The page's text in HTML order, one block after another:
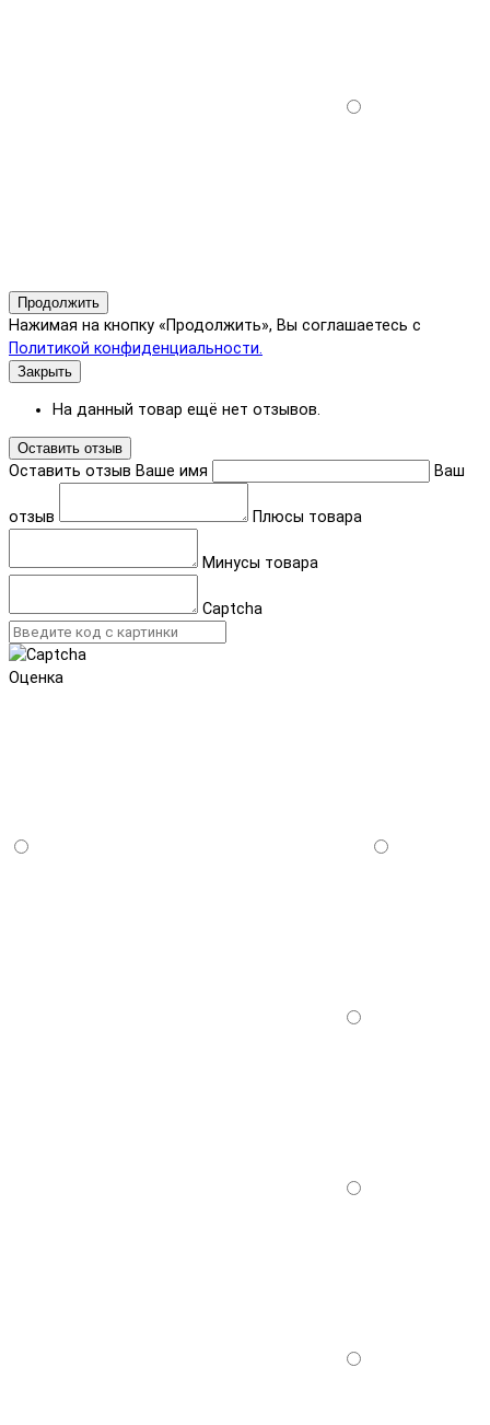
Продолжить
Нажимая на кнопку «Продолжить», Вы соглашаетесь с
Политикой конфиденциальности.
Закрыть
На данный товар ещё нет отзывов.
Оставить отзыв
Оставить отзыв Ваше имя Ваш
отзыв Плюсы товара
Минусы товара
Captcha
Оценка